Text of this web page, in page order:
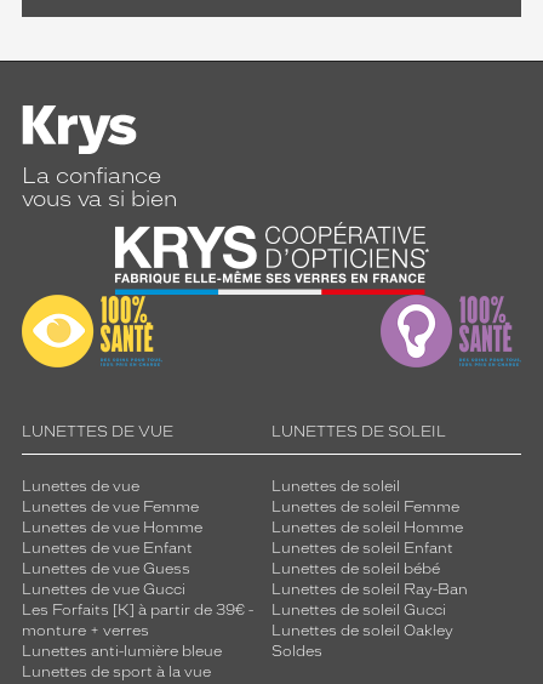
La confiance
vous va si bien
LUNETTES DE VUE
Lunettes de vue
Lunettes de vue Femme
Lunettes de vue Homme
Lunettes de vue Enfant
Lunettes de vue Guess
Lunettes de vue Gucci
Les Forfaits [K] à partir de 39€ -
monture + verres
Lunettes anti-lumière bleue
Lunettes de sport à la vue
LUNETTES DE SOLEIL
Lunettes de soleil
Lunettes de soleil Femme
Lunettes de soleil Homme
Lunettes de soleil Enfant
Lunettes de soleil bébé
Lunettes de soleil Ray-Ban
Lunettes de soleil Gucci
Lunettes de soleil Oakley
Soldes